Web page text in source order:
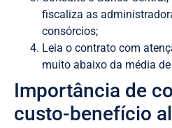
fiscaliza as
consórcios;
Leia o contrato com
muito abaixo da média
Importância de
custo-benefício